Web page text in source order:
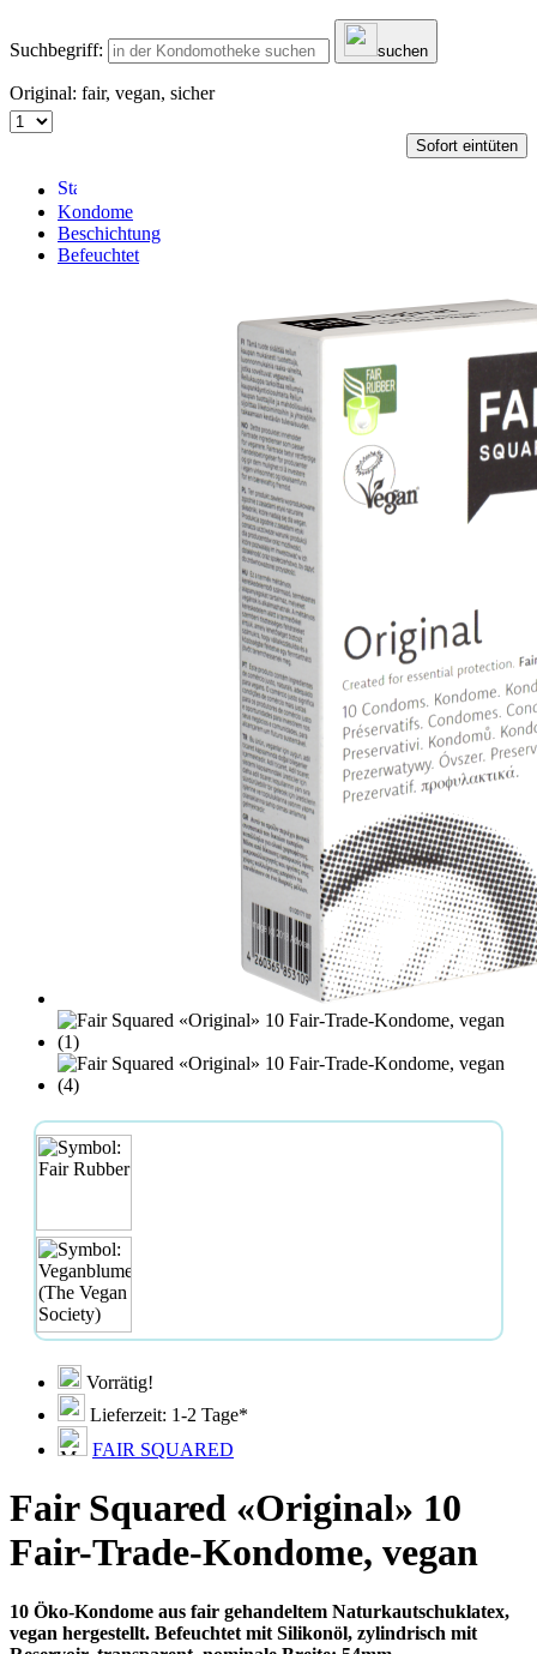
Suchbegriff: suchen
Original: fair, vegan, sicher
Sofort eintüten
Kondome
Beschichtung
Befeuchtet
Vorrätig!
Lieferzeit: 1-2 Tage*
FAIR SQUARED
Fair Squared «Original» 10
Fair-Trade-Kondome, vegan
10 Öko-Kondome aus fair gehandeltem Naturkautschuklatex,
vegan hergestellt. Befeuchtet mit Silikonöl, zylindrisch mit